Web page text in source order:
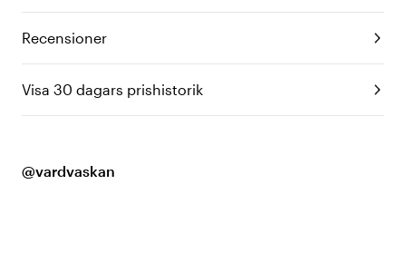
Recensioner
Visa 30 dagars prishistorik
@vardvaskan